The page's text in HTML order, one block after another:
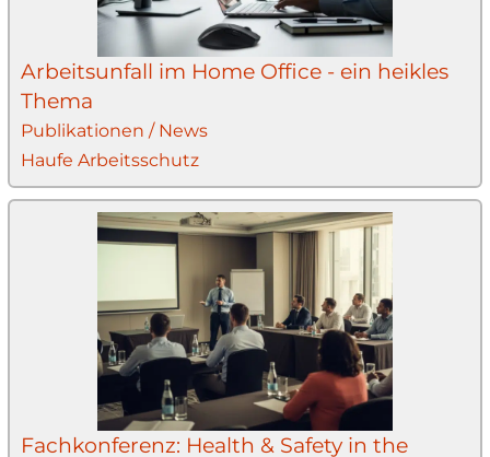
Arbeitsunfall im Home Office - ein heikles
Thema
Publikationen / News
Haufe Arbeitsschutz
Fachkonferenz: Health & Safety in the